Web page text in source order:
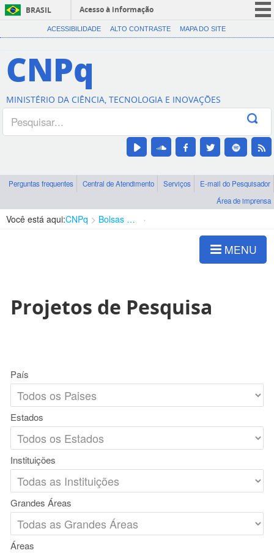
BRASIL
Acesso à informação
CORONAVÍRUS (COVID-19)
Canais
ACESSIBILIDADE ALTO CONTRASTE MAPA DO SITE
CNPq
MINISTÉRIO DA CIÊNCIA, TECNOLOGIA E INOVAÇÕES
Perguntas frequentes Central de Atendimento Serviços
E-mail do Pesquisador
Área de imprensa
Você está aqui:CNPq Bolsas e Auxílios Vigentes
MENU
Projetos de Pesquisa
País
Estados
Instituições
Grandes Áreas
Áreas